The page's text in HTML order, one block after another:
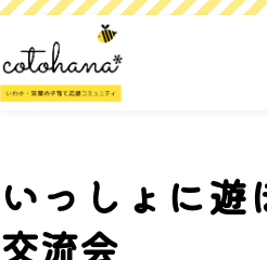
いっしょに遊
交流会